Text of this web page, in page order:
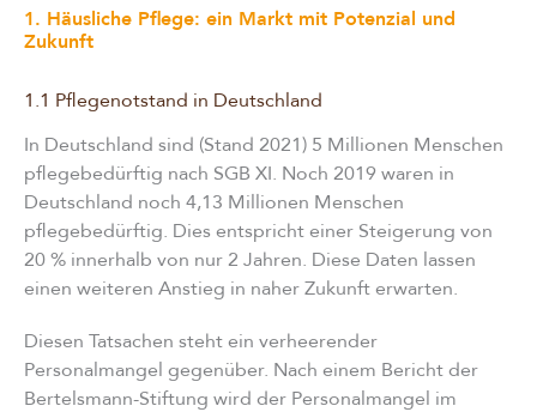
1. Häusliche Pflege: ein Markt mit Potenzial und
Zukunft
1.1 Pflegenotstand in Deutschland
In Deutschland sind (Stand 2021) 5 Millionen Menschen
pflegebedürftig nach SGB XI. Noch 2019 waren in
Deutschland noch 4,13 Millionen Menschen
pflegebedürftig. Dies entspricht einer Steigerung von
20 % innerhalb von nur 2 Jahren. Diese Daten lassen
einen weiteren Anstieg in naher Zukunft erwarten.
Diesen Tatsachen steht ein verheerender
Personalmangel gegenüber. Nach einem Bericht der
Bertelsmann-Stiftung wird der Personalmangel im